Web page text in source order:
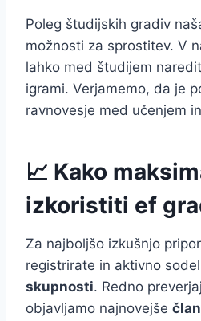
Poleg študijskih gradiv
možnosti za sprostitev. V
lahko med študijem
igrami. Verjamemo, da je
ravnovesje med učenjem
📈 Kako
izkoristiti ef
Za najboljšo izkušnjo
registrirate in aktivno
skupnosti. Redno
objavljamo najnovejše